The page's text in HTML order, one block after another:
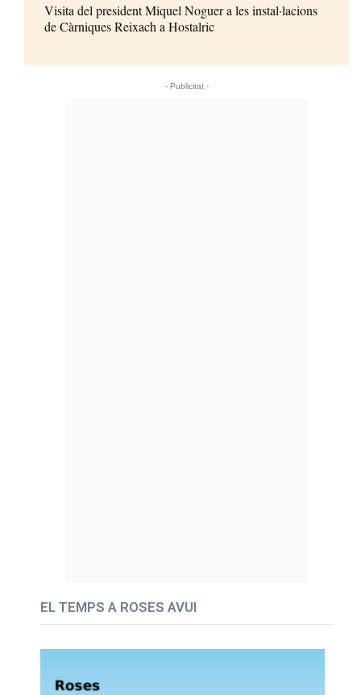
Visita del president Miquel Noguer a les instal·lacions
de Càrniques Reixach a Hostalric
- Publicitat -
EL TEMPS A ROSES AVUI